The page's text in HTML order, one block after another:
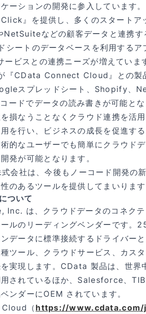
ーションの開発に参入しています
』を提供し、多くのスタートア
などの顧客データと連携す
シートのデータベースを利用するア
ービスとの連携ニーズが増えていま
『CData Connect Cloud』との製
スプレッドシート、Shopify、
ードでデータの読み書きが可能と
損なうことなくクラウド連携を活
を行い、ビジネスの成長を促進す
的なユーザーでも簡単にクラウド
発が可能となります。
会社は、今後もノーコード開発の
のあるツールを提供してまいりま
ついて
は、クラウドデータのコネクテ
ルのリーディングベンダーです。
データに標準接続するドライバー
ツール、クラウドサービス、カス
実現します。CData 製品は、世界
用されているほか、Salesforce、
ンダーにOEM されています。
（https://